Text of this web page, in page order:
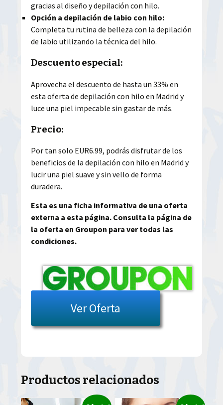
gracias al diseño y depilación con hilo.
Opción a depilación de labio con hilo:
Completa tu rutina de belleza con la depilación
de labio utilizando la técnica del hilo.
Descuento especial:
Aprovecha el descuento de hasta un 33% en
esta oferta de depilación con hilo en Madrid y
luce una piel impecable sin gastar de más.
Precio:
Por tan solo EUR6.99, podrás disfrutar de los
beneficios de la depilación con hilo en Madrid y
lucir una piel suave y sin vello de forma
duradera.
Esta es una ficha informativa de una oferta
externa a esta página. Consulta la página de
la oferta en Groupon para ver todas las
condiciones.
Ver Oferta
Productos relacionados